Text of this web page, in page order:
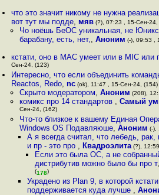
что это значит никому не нужна
вот тут мы подде, мяв (?), 07:23 , 15-Сен-24,
Чо ноёшь БеОС уникальная, не
барабану, есть, нет,, Аноним (-), 09:53 ,
кстати, оно в MAC умеет или в MIC или
Сен-24, (123)
Интересно, что если объединить
Reactos, Redo,nc (ok), 11:47 , 15-Сен-24, (154)
Скрыто модератором, Аноним (208),
комикс про 14 стандартов , Самый
Сен-24, (162)
Что-то близкое к вашему Единая
Windows OS Подавляюше, Аноним (-),
А я всегда считал, что лебедь,
и пр - это про , Квадроэлита(?),
Если это была ОС, а не
дистрибутив можно было бы про т
(178)
Украдено из Plan 9, в которой
поддерживается куда лучше ,